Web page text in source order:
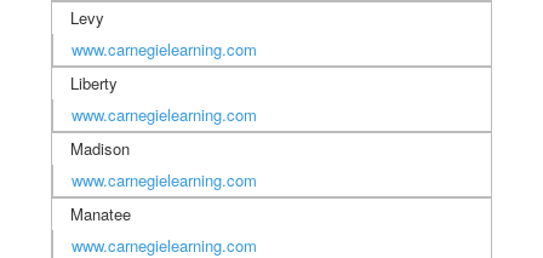
Levy
www.carnegielearning.com
Liberty
www.carnegielearning.com
Madison
www.carnegielearning.com
Manatee
www.carnegielearning.com